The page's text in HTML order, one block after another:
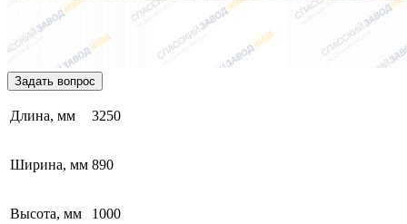
Задать вопрос
Длина, мм 3250
Ширина, мм 890
Высота, мм 1000